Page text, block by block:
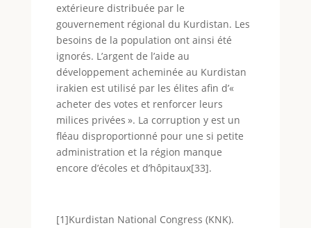
extérieure distribuée par le
gouvernement régional du Kurdistan. Les
besoins de la population ont ainsi été
ignorés. L’argent de l’aide au
développement acheminée au Kurdistan
irakien est utilisé par les élites afin d’«
acheter des votes et renforcer leurs
milices privées ». La corruption y est un
fléau disproportionné pour une si petite
administration et la région manque
encore d’écoles et d’hôpitaux[33].
[1]Kurdistan National Congress (KNK).